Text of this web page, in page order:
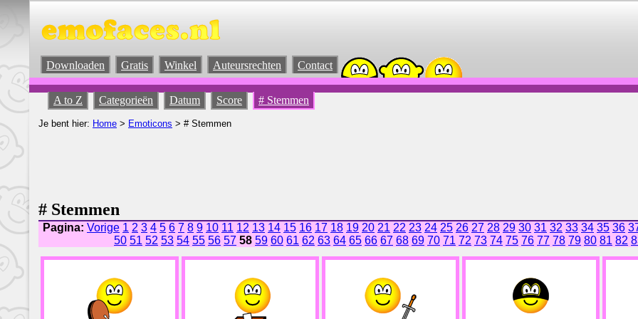
Downloaden Gratis Winkel Auteursrechten Contact
A to Z Categorieën Datum Score # Stemmen
Je bent hier: Home > Emoticons > # Stemmen
# Stemmen
Pagina: Vorige 1 2 3 4 5 6 7 8 9 10 11 12 13 14 15 16 17 18 19 20 21 22 23 24 25 26 27 28 29 30 31 32 33 34 35 36
50 51 52 53 54 55 56 57 58 59 60 61 62 63 64 65 66 67 68 69 70 71 72 73 74 75 76 77 78 79 80 81 82